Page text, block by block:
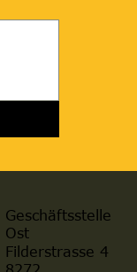
Geschäftsstelle
Ost
Filderstrasse 4
8272